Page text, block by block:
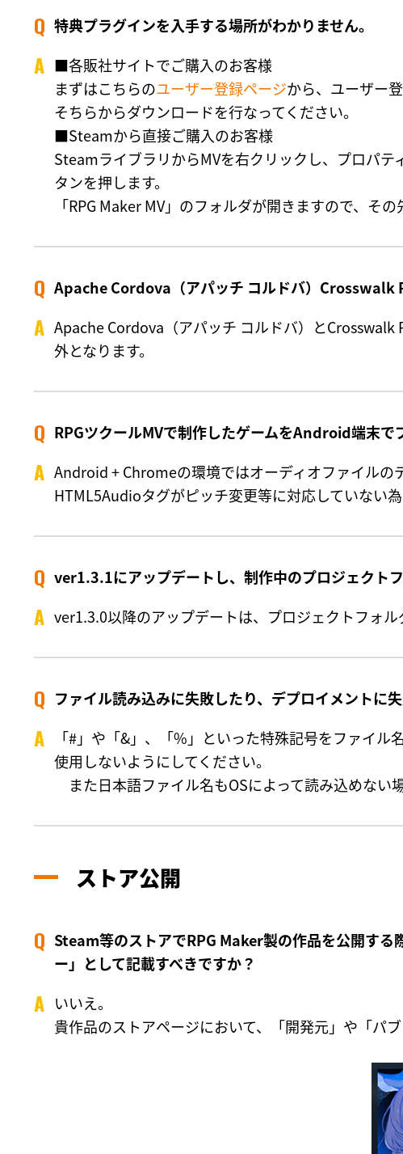
特典プラグインを入手する場所がわかりません。
■各販社サイトでご購入のお客様
まずはこちらのユーザー登録ページから、ユーザー
そちらからダウンロードを行なってください。
■Steamから直接ご購入のお客様
SteamライブラリからMVを右クリックし、プロパ
タンを押します。
「RPG Maker MV」のフォルダが開きますので、そ
Apache Cordova（アパッチ コルドバ）Crosswalk
Apache Cordova（アパッチ コルドバ）と
外となります。
RPGツクールMVで制作したゲームをAndroid端末で
Android + Chromeの環境ではオーディオファイル
HTML5Audioタグがピッチ変更等に対応していない為
ver1.3.1にアップデートし、制作中のプロジェクト
ver1.3.0以降のアップデートは、プロジェクトフォ
ファイル読み込みに失敗したり、デプロイメントに失
「#」や「&」、「%」といった特殊記号をファイル
使用しないようにしてください。
また日本語ファイル名もOSによって読み込めない
ストア公開
Steam等のストアでRPG Maker製の作品を公開す
ー」として記載すべきですか？
いいえ。
貴作品のストアページにおいて、「開発元」や「パ